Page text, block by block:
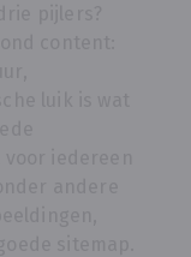
pijlers?
content:
luik is wat
iedereen
andere
sitemap.